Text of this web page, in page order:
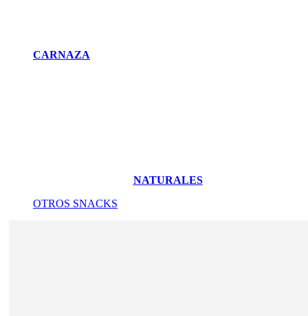
CARNAZA
NATURALES
OTROS SNACKS